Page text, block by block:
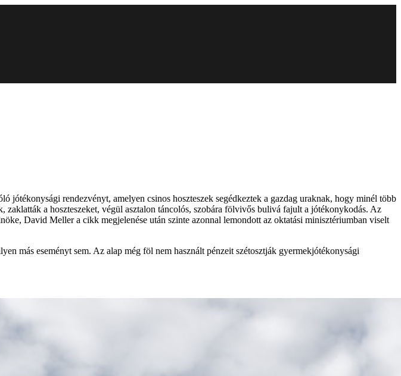
jótékonysági rendezvényt, amelyen csinos hoszteszek segédkeztek a gazdag uraknak, hogy minél több
a hoszteszeket, végül asztalon táncolós, szobára fölvivős bulivá fajult a jótékonykodás. Az
David Meller a cikk megjelenése után szinte azonnal lemondott az oktatási minisztériumban viselt
más eseményt sem. Az alap még föl nem használt pénzeit szétosztják gyermekjótékonysági